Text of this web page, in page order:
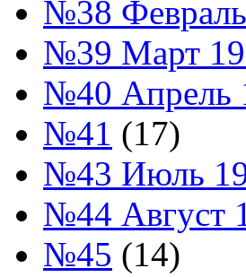
№38 Февраль
№39 Март
№40 Апрель
№41 (17)
№43 Июль
№44 Август
№45 (14)